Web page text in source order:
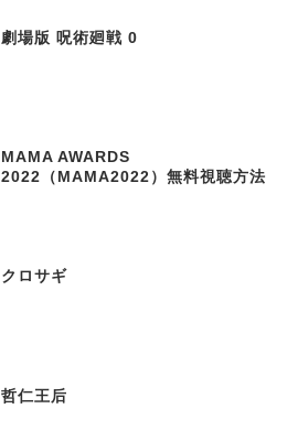
劇場版 呪術廻戦 0
MAMA AWARDS
2022（MAMA2022）無料視聴方法
クロサギ
哲仁王后